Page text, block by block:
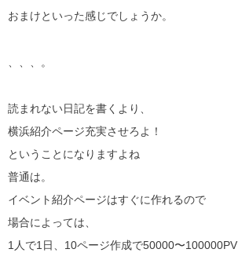
おまけといった感じでしょうか。
、、、。
読まれない日記を書くより、
横浜紹介ページ充実させろよ！
ということになりますよね
普通は。
イベント紹介ページはすぐに作れるので
場合によっては、
1人で1日、10ページ作成で50000〜100000PV